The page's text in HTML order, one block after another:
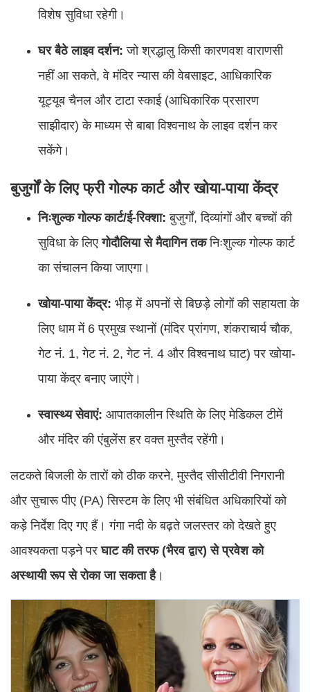
विशेष सुविधा रहेगी।
घर बैठे लाइव दर्शन: जो श्रद्धालु किसी कारणवश वाराणसी
नहीं आ सकते, वे मंदिर न्यास की वेबसाइट, आधिकारिक
यूट्यूब चैनल और टाटा स्काई (आधिकारिक प्रसारण
साझीदार) के माध्यम से बाबा विश्वनाथ के लाइव दर्शन कर
सकेंगे।
बुजुर्गों के लिए फ्री गोल्फ कार्ट और खोया-पाया केंद्र
निःशुल्क गोल्फ कार्ट/ई-रिक्शा: बुजुर्गों, दिव्यांगों और बच्चों की
सुविधा के लिएगोदौलिया से मैदागिन तकनिःशुल्क गोल्फ कार्ट
का संचालन किया जाएगा।
खोया-पाया केंद्र: भीड़ में अपनों से बिछड़े लोगों की सहायता के
लिए धाम में 6 प्रमुख स्थानों (मंदिर प्रांगण, शंकराचार्य चौक,
गेट नं. 1, गेट नं. 2, गेट नं. 4 और विश्वनाथ घाट) पर खोया-
पाया केंद्र बनाए जाएंगे।
स्वास्थ्य सेवाएं: आपातकालीन स्थिति के लिए मेडिकल टीमें
और मंदिर की एंबुलेंस हर वक्त मुस्तैद रहेंगी।
लटकते बिजली के तारों को ठीक करने, मुस्तैद सीसीटीवी निगरानी
और सुचारू पीए (PA) सिस्टम के लिए भी संबंधित अधिकारियों को
कड़े निर्देश दिए गए हैं। गंगा नदी के बढ़ते जलस्तर को देखते हुए
आवश्यकता पड़ने परघाट की तरफ (भैरव द्वार) से प्रवेश को
अस्थायी रूप से रोका जा सकता है।